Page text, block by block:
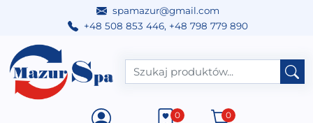
spamazur@gmail.com
+48 508 853 446, +48 798 779 890
Przejdź do treści
Main Navigation
0
0